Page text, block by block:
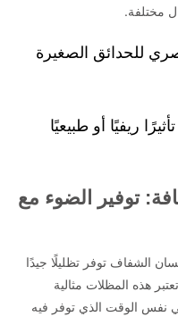
مختلفة.
للحدائق الصغيرة
ريفيًا أو طبيعيًا
توفير الضوء مع
الشفاف توفر تظليلًا جيدًا
هذه المظلات مثالية
نفس الوقت الذي توفر فيه